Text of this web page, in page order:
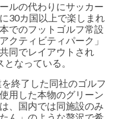
ルの代わりにサッカー
30カ国以上で楽しまれ
でのフットゴルフ常設
クティビティパーク」
同でレイアウトされ
なっている。
終了した同社のゴルフ
用した本物のグリーン
、国内では同施設のみ